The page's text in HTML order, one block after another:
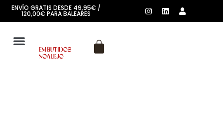
ENVÍO GRATIS DESDE 49,95€ /
120,00€ PARA BALEARES